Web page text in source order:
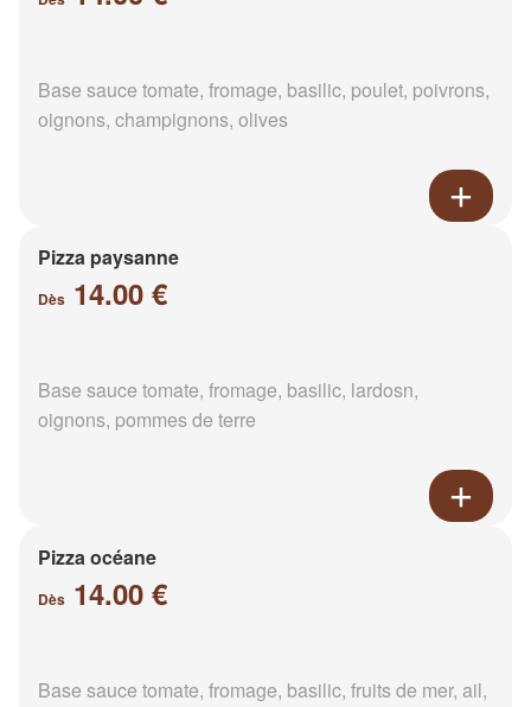
Base sauce tomate, fromage, basilic, poulet, poivrons,
oignons, champignons, olives
Pizza paysanne
Dès 14.00 €
Base sauce tomate, fromage, basilic, lardosn,
oignons, pommes de terre
Pizza océane
Dès 14.00 €
Base sauce tomate, fromage, basilic, fruits de mer, ail,